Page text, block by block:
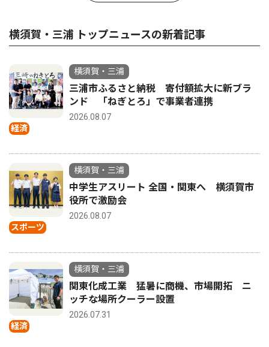
横須賀・三浦 トップニュースの新着記事
経済
横須賀・三浦
三浦市ふるさと納税 寄付額拡大に新ブラ
ンド 「ねぎとろ」で事業者連携
2026.08.07
スポーツ
横須賀・三浦
中学生アスリート 全国・関東へ 横須賀市
役所で激励会
2026.08.07
経済
横須賀・三浦
関東化成工業 猛暑に商機、市場開拓 ニ
ッチな場所クーラー設置
2026.07.31